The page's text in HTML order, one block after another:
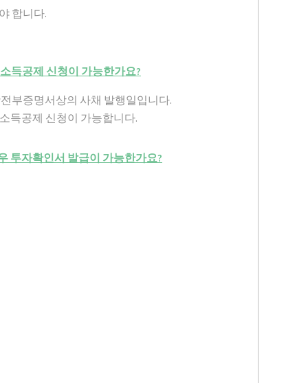
합니다.
득공제 신청이 가능한가요?
부증명서상의 사채 발행일입니다.
득공제 신청이 가능합니다.
투자확인서 발급이 가능한가요?